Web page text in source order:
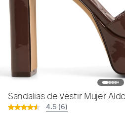
Sandalias de Vestir Mujer Aldo
4.5 (6)